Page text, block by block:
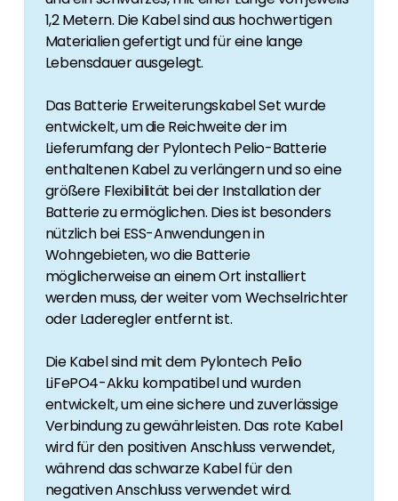
Erneuerbaren Energie Branche? Dann sind Sie
bei uns richtig!
Hauseigentümer
Produkt- und Brancheninformationen sind,
werden Sie bei uns fündig.
1,2 Metern. Die Kabel sind aus hochwertigen
Materialien gefertigt und für eine lange
Lebensdauer ausgelegt.
Das Batterie Erweiterungskabel Set wurde
entwickelt, um die Reichweite der im
Lieferumfang der Pylontech Pelio-Batterie
enthaltenen Kabel zu verlängern und so eine
größere Flexibilität bei der Installation der
Batterie zu ermöglichen. Dies ist besonders
nützlich bei ESS-Anwendungen in
Wohngebieten, wo die Batterie
möglicherweise an einem Ort installiert
werden muss, der weiter vom Wechselrichter
oder Laderegler entfernt ist.
Die Kabel sind mit dem Pylontech Pelio
LiFePO4-Akku kompatibel und wurden
entwickelt, um eine sichere und zuverlässige
Verbindung zu gewährleisten. Das rote Kabel
wird für den positiven Anschluss verwendet,
während das schwarze Kabel für den
negativen Anschluss verwendet wird.